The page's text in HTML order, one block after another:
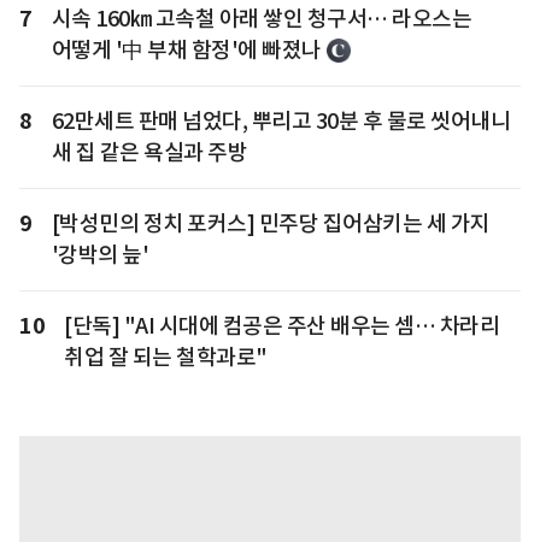
7
시속 160㎞ 고속철 아래 쌓인 청구서… 라오스는
어떻게 '中 부채 함정'에 빠졌나
8
62만세트 판매 넘었다, 뿌리고 30분 후 물로 씻어내니
새 집 같은 욕실과 주방
9
[박성민의 정치 포커스] 민주당 집어삼키는 세 가지
'강박의 늪'
10
[단독] "AI 시대에 컴공은 주산 배우는 셈… 차라리
취업 잘 되는 철학과로"